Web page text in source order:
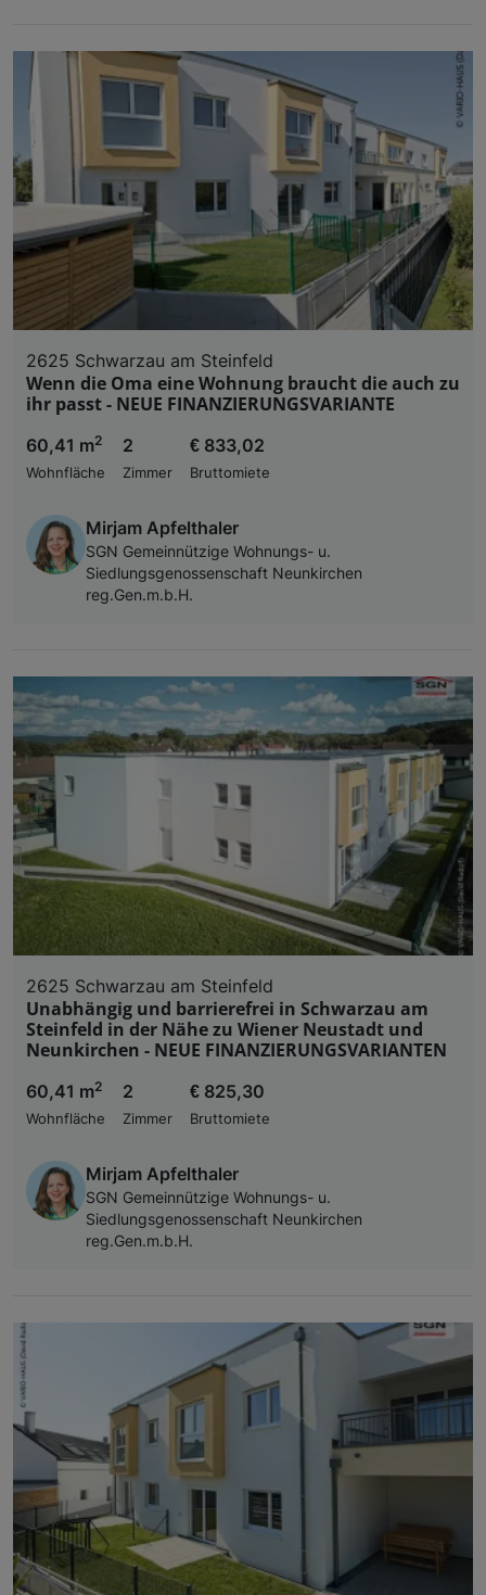
2625 Schwarzau am Steinfeld
Wenn die Oma eine Wohnung braucht die auch zu
ihr passt - NEUE FINANZIERUNGSVARIANTE
60,41 m2
Wohnfläche
2
Zimmer
€ 833,02
Bruttomiete
Mirjam Apfelthaler
SGN Gemeinnützige Wohnungs- u.
Siedlungsgenossenschaft Neunkirchen
reg.Gen.m.b.H.
2625 Schwarzau am Steinfeld
Unabhängig und barrierefrei in Schwarzau am
Steinfeld in der Nähe zu Wiener Neustadt und
Neunkirchen - NEUE FINANZIERUNGSVARIANTEN
60,41 m2
Wohnfläche
2
Zimmer
€ 825,30
Bruttomiete
Mirjam Apfelthaler
SGN Gemeinnützige Wohnungs- u.
Siedlungsgenossenschaft Neunkirchen
reg.Gen.m.b.H.